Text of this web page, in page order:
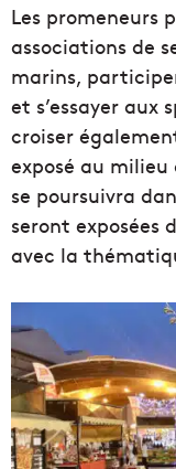
Les promeneurs
associations de
marins,
et s’essayer aux
croiser
exposé au
se poursuivra
seront exposées
avec la